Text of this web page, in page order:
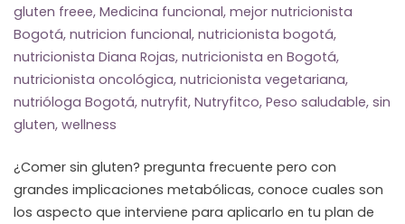
gluten freee, Medicina funcional, mejor nutricionista
Bogotá, nutricion funcional, nutricionista bogotá,
nutricionista Diana Rojas, nutricionista en Bogotá,
nutricionista oncológica, nutricionista vegetariana,
nutrióloga Bogotá, nutryfit, Nutryfitco, Peso saludable, sin
gluten, wellness
¿Comer sin gluten? pregunta frecuente pero con
grandes implicaciones metabólicas, conoce cuales son
los aspecto que interviene para aplicarlo en tu plan de